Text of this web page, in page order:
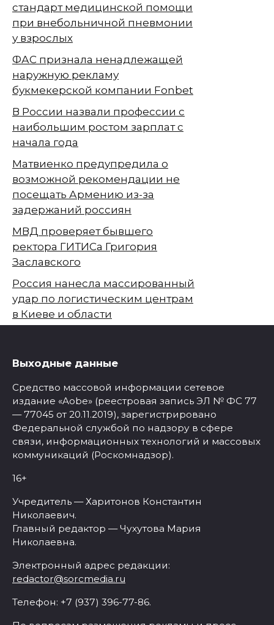
стандарт медицинской помощи
при внебольничной пневмонии
у взрослых
ФАС признала ненадлежащей
наружную рекламу
букмекерской компании Fonbet
В России назвали профессии с
наибольшим ростом зарплат с
начала года
Матвиенко предупредила о
возможной рекомендации не
посещать Армению из-за
задержаний россиян
МВД проверяет бывшего
ректора ГИТИСа Григория
Заславского
Россия нанесла массированный
удар по логистическим центрам
в Киеве и области
Выходные данные
Средство массовой информации сетевое
издание «Aobe» (реестровая запись ЭЛ № ФС 77
— 77045 от 20.11.2019), зарегистрировано
Федеральной службой по надзору в сфере
связи, информационных технологий и массовых
коммуникаций (Роскомнадзор).
16+
Учредитель — Харитонов Константин
Николаевич.
Главный редактор — Чухутова Мария
Николаевна.
Электронный адрес редакции:
redactor@sorcmedia.ru
Телефон: +7 (937) 396-77-86.